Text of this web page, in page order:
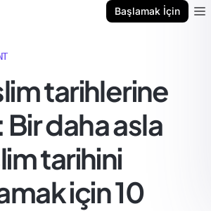
Başlamak İçin
tarihlerine
daha asla
tarihini
için 10